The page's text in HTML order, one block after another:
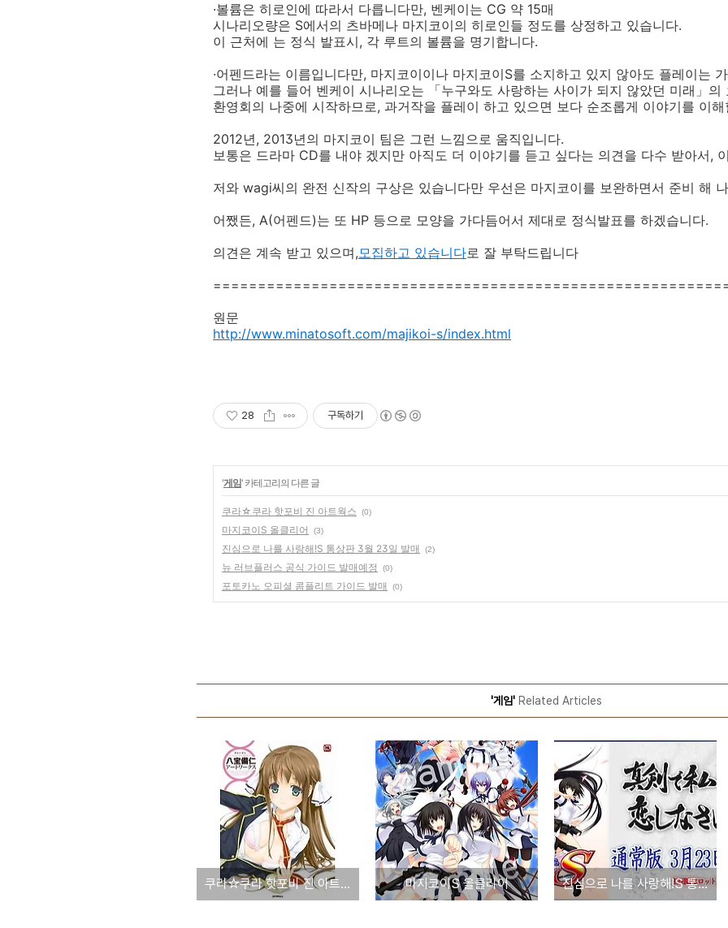
·볼륨은 히로인에 따라서 다릅니다만, 벤케이는 CG 약 15매
시나리오량은 S에서의 츠바메나 마지코이의 히로인들 정도를 상정하고 있습니다.
이 근처에 는 정식 발표시, 각 루트의 볼륨을 명기합니다.
·어펜드라는 이름입니다만, 마지코이이나 마지코이S를 소지하고 있지 않아도 플레이는
그러나 예를 들어 벤케이 시나리오는 「누구와도 사랑하는 사이가 되지 않았던 미래」의
환영회의 나중에 시작하므로, 과거작을 플레이 하고 있으면 보다 순조롭게 이야기를 이
2012년, 2013년의 마지코이 팀은 그런 느낌으로 움직입니다.
보통은 드라마 CD를 내야 겠지만 아직도 더 이야기를 듣고 싶다는 의견을 다수 받아서,
저와 wagi씨의 완전 신작의 구상은 있습니다만 우선은 마지코이를 보완하면서 준비 해
어쨌든, A(어펜드)는 또 HP 등으로 모양을 가다듬어서 제대로 정식발표를 하겠습니다.
의견은 계속 받고 있으며,모집하고 있습니다로 잘 부탁드립니다
원문
http://www.minatosoft.com/majikoi-s/index.html
28 구독하기
'게임' 카테고리의 다른 글
쿠라☆쿠라 핫포비 진 아트웍스 (0)
마지코이S 올클리어 (3)
진심으로 나를 사랑해!S 통상판 3월 23일 발매 (2)
뉴 러브플러스 공식 가이드 발매예정 (0)
포토카노 오피셜 콤플리트 가이드 발매 (0)
'게임'Related Articles
쿠라☆쿠라 핫포비 진 아트웍스 마지코이S 올클리어 진심으로 나를 사랑해!S 통상판 3월 23일 발매